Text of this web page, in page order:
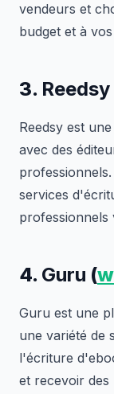
vendeurs et
budget et à
3. Reedsy
Reedsy est
avec des
services
professionnels
4. Guru (
Guru est une
une variété de
l'écriture
et recevoir